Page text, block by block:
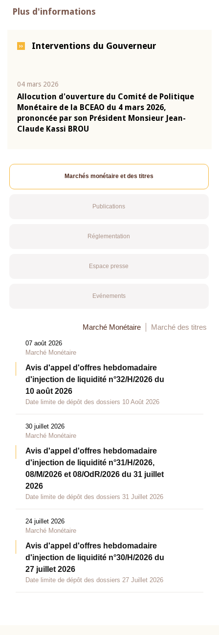
Plus d'informations
Interventions du Gouverneur
04 mars 2026
Allocution d'ouverture du Comité de Politique
Monétaire de la BCEAO du 4 mars 2026,
prononcée par son Président Monsieur Jean-
Claude Kassi BROU
Marchés monétaire et des titres
Publications
Réglementation
Espace presse
Evénements
Marché Monétaire Marché des titres
07 août 2026
Marché Monétaire
Avis d'appel d'offres hebdomadaire
d'injection de liquidité n°32/H/2026 du
10 août 2026
Date limite de dépôt des dossiers 10 Août 2026
30 juillet 2026
Marché Monétaire
Avis d'appel d'offres hebdomadaire
d'injection de liquidité n°31/H/2026,
08/M/2026 et 08/OdR/2026 du 31 juillet
2026
Date limite de dépôt des dossiers 31 Juillet 2026
24 juillet 2026
Marché Monétaire
Avis d'appel d'offres hebdomadaire
d'injection de liquidité n°30/H/2026 du
27 juillet 2026
Date limite de dépôt des dossiers 27 Juillet 2026